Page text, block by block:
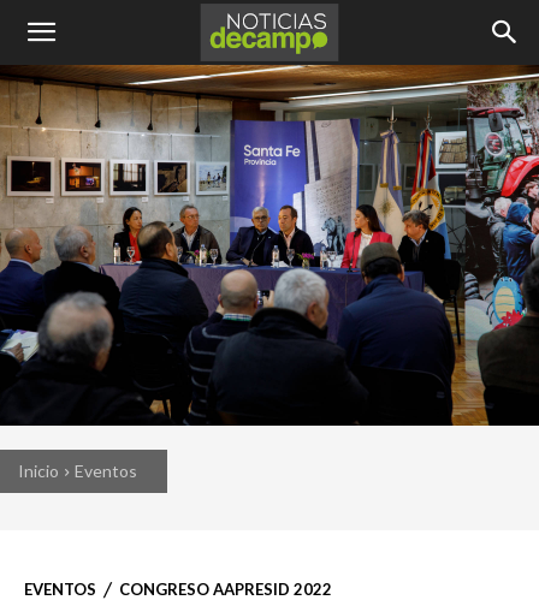
Inicio Eventos
EVENTOS CONGRESO AAPRESID 2022